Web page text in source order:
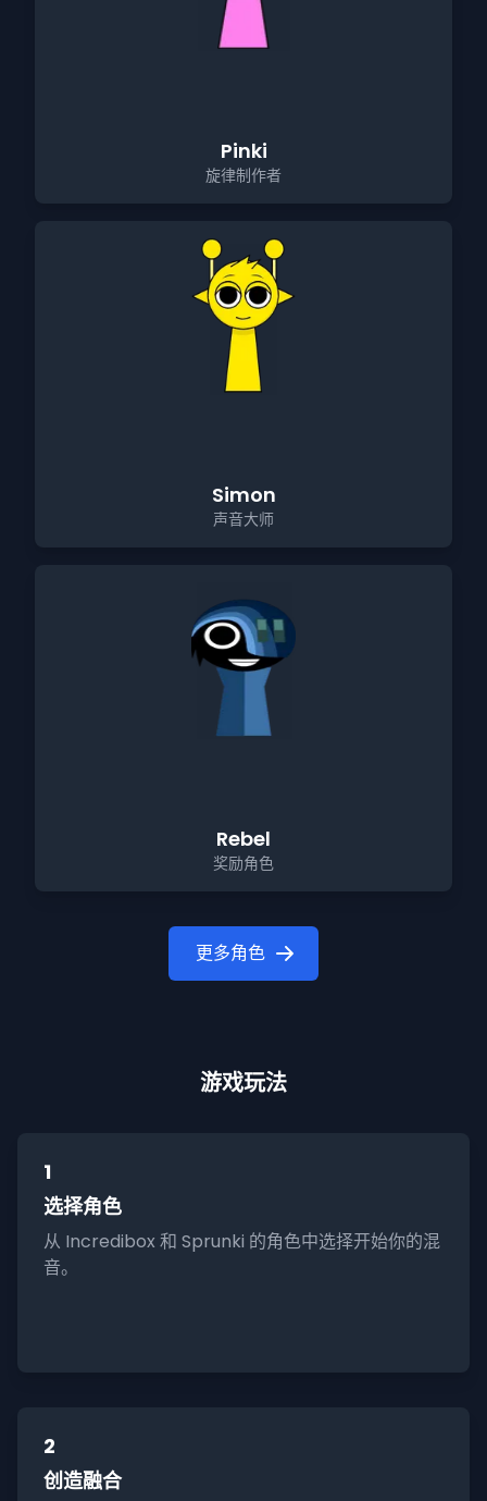
Pinki
旋律制作者
Simon
声音大师
Rebel
奖励角色
更多角色
游戏玩法
1
选择角色
从 Incredibox 和 Sprunki 的角色中选择开始你的混
音。
2
创造融合